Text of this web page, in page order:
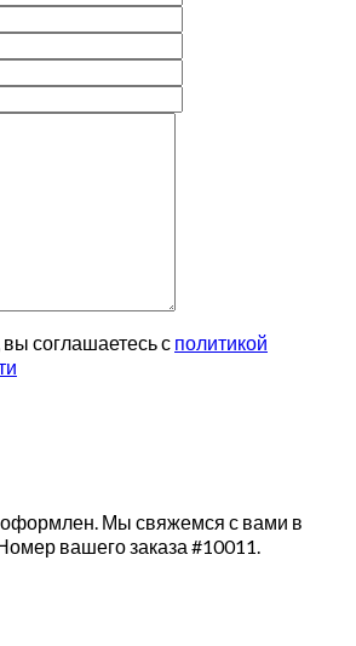
соглашаетесь с политикой
Мы свяжемся с вами в
вашего заказа #10011.